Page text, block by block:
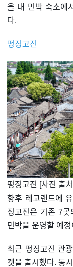
을 내 민박 숙소에
다.
펑징고진
펑징고진 [사진 출
향후 레고랜드에
징고진은 기존 7곳
민박을 운영할 예
최근 펑징고진 관
켓을 출시했다. 동